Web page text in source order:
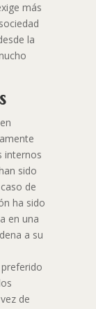
más
la
internos
sido
de
ha sido
en una
a su
de